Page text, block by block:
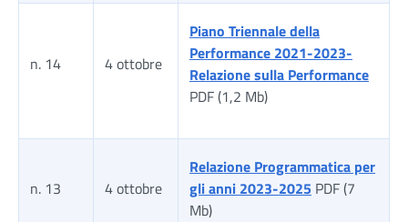
n. 14 4 ottobre
Piano Triennale della
Performance 2021-2023-
Relazione sulla Performance
PDF (1,2 Mb)
n. 13 4 ottobre
Relazione Programmatica per
gli anni 2023-2025 PDF (7
Mb)